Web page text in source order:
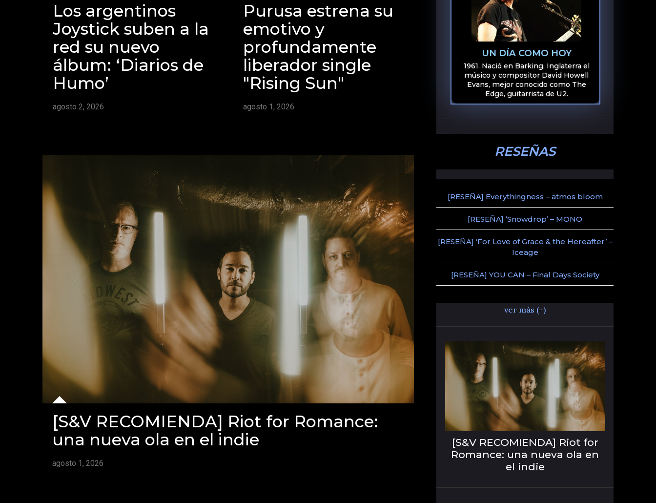
Los argentinos
Joystick suben a la
red su nuevo
álbum: ‘Diarios de
Humo’
agosto 2, 2026
Purusa estrena su
emotivo y
profundamente
liberador single
"Rising Sun"
agosto 1, 2026
[S&V RECOMIENDA] Riot for Romance:
una nueva ola en el indie
agosto 1, 2026
UN DÍA COMO HOY
1961. Nació en Barking, Inglaterra el
músico y compositor David Howell
Evans, mejor conocido como The
Edge, guitarrista de U2.
RESEÑAS
[RESEÑA] Everythingness – atmos bloom
[RESEÑA] ‘Snowdrop’ – MONO
[RESEÑA] ‘For Love of Grace & the Hereafter’ –
Iceage
[RESEÑA] YOU CAN – Final Days Society
ver más (+)
[S&V RECOMIENDA] Riot for
Romance: una nueva ola en
el indie